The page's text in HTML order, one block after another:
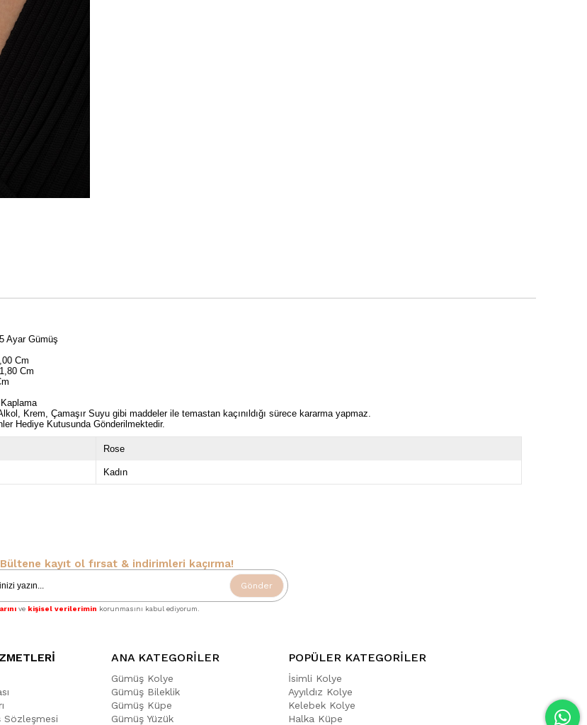
Ayar Gümüş
Cm
Cm
Krem, Çamaşır Suyu gibi maddeler ile temastan kaçınıldığı sürece kararma yapmaz.
Hediye Kutusunda Gönderilmektedir.
Rose
Kadın
kayıt ol fırsat & indirimleri kaçırma!
Gönder
ve kişisel verilerimin korunmasını kabul ediyorum.
Sözleşmesi
ANA KATEGORİLER
Gümüş Kolye
Gümüş Bileklik
Gümüş Küpe
Gümüş Yüzük
POPÜLER KATEGORİLER
İsimli Kolye
Ayyıldız Kolye
Kelebek Kolye
Halka Küpe